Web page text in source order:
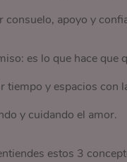
consuelo, apoyo y
es lo que hace que
tiempo y espacios con
y cuidando el amor.
estos 3